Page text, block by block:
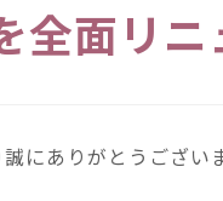
全面リ
にありがとうございま